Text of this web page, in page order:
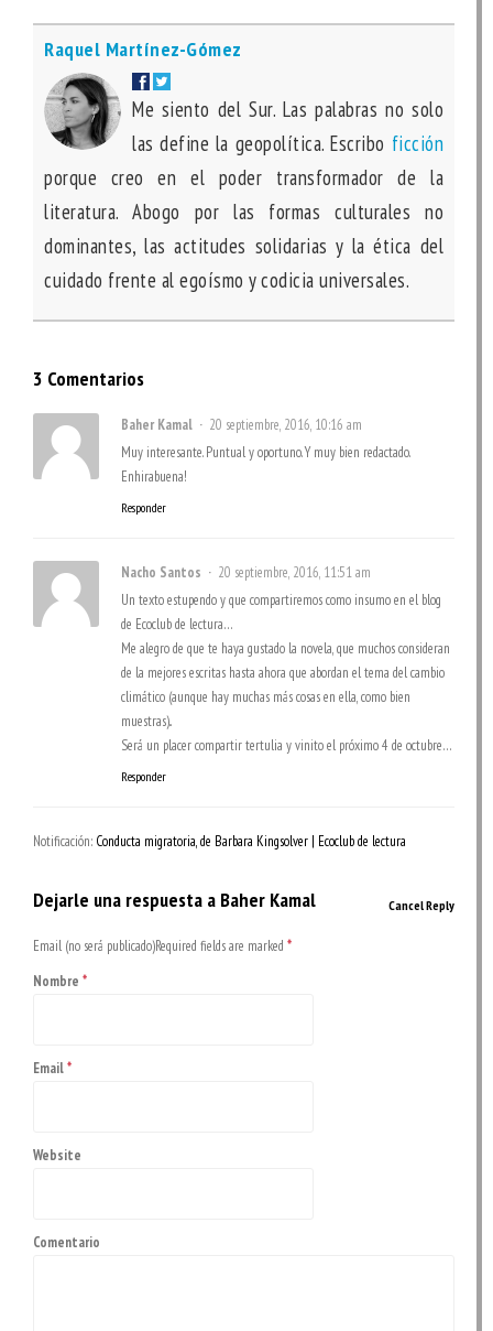
Raquel Martínez-Gómez
Me siento del Sur. Las palabras no solo
las define la geopolítica. Escribo ficción
porque creo en el poder transformador de la
literatura. Abogo por las formas culturales no
dominantes, las actitudes solidarias y la ética del
cuidado frente al egoísmo y codicia universales.
3 Comentarios
Baher Kamal
20 septiembre, 2016, 10:16 am
Muy interesante. Puntual y oportuno. Y muy bien redactado.
Enhirabuena!
Responder
Nacho Santos
20 septiembre, 2016, 11:51 am
Un texto estupendo y que compartiremos como insumo en el blog
de Ecoclub de lectura…
Me alegro de que te haya gustado la novela, que muchos consideran
de la mejores escritas hasta ahora que abordan el tema del cambio
climático (aunque hay muchas más cosas en ella, como bien
muestras)..
Será un placer compartir tertulia y vinito el próximo 4 de octubre…
Responder
Notificación: Conducta migratoria, de Barbara Kingsolver | Ecoclub de lectura
Dejarle una respuesta a Baher Kamal Cancel Reply
Email (no será publicado)Required fields are marked *
Nombre *
Email*
Website
Comentario